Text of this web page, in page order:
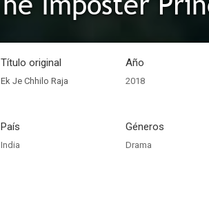
Título original
Ek Je Chhilo Raja
Año
2018
País
India
Géneros
Drama